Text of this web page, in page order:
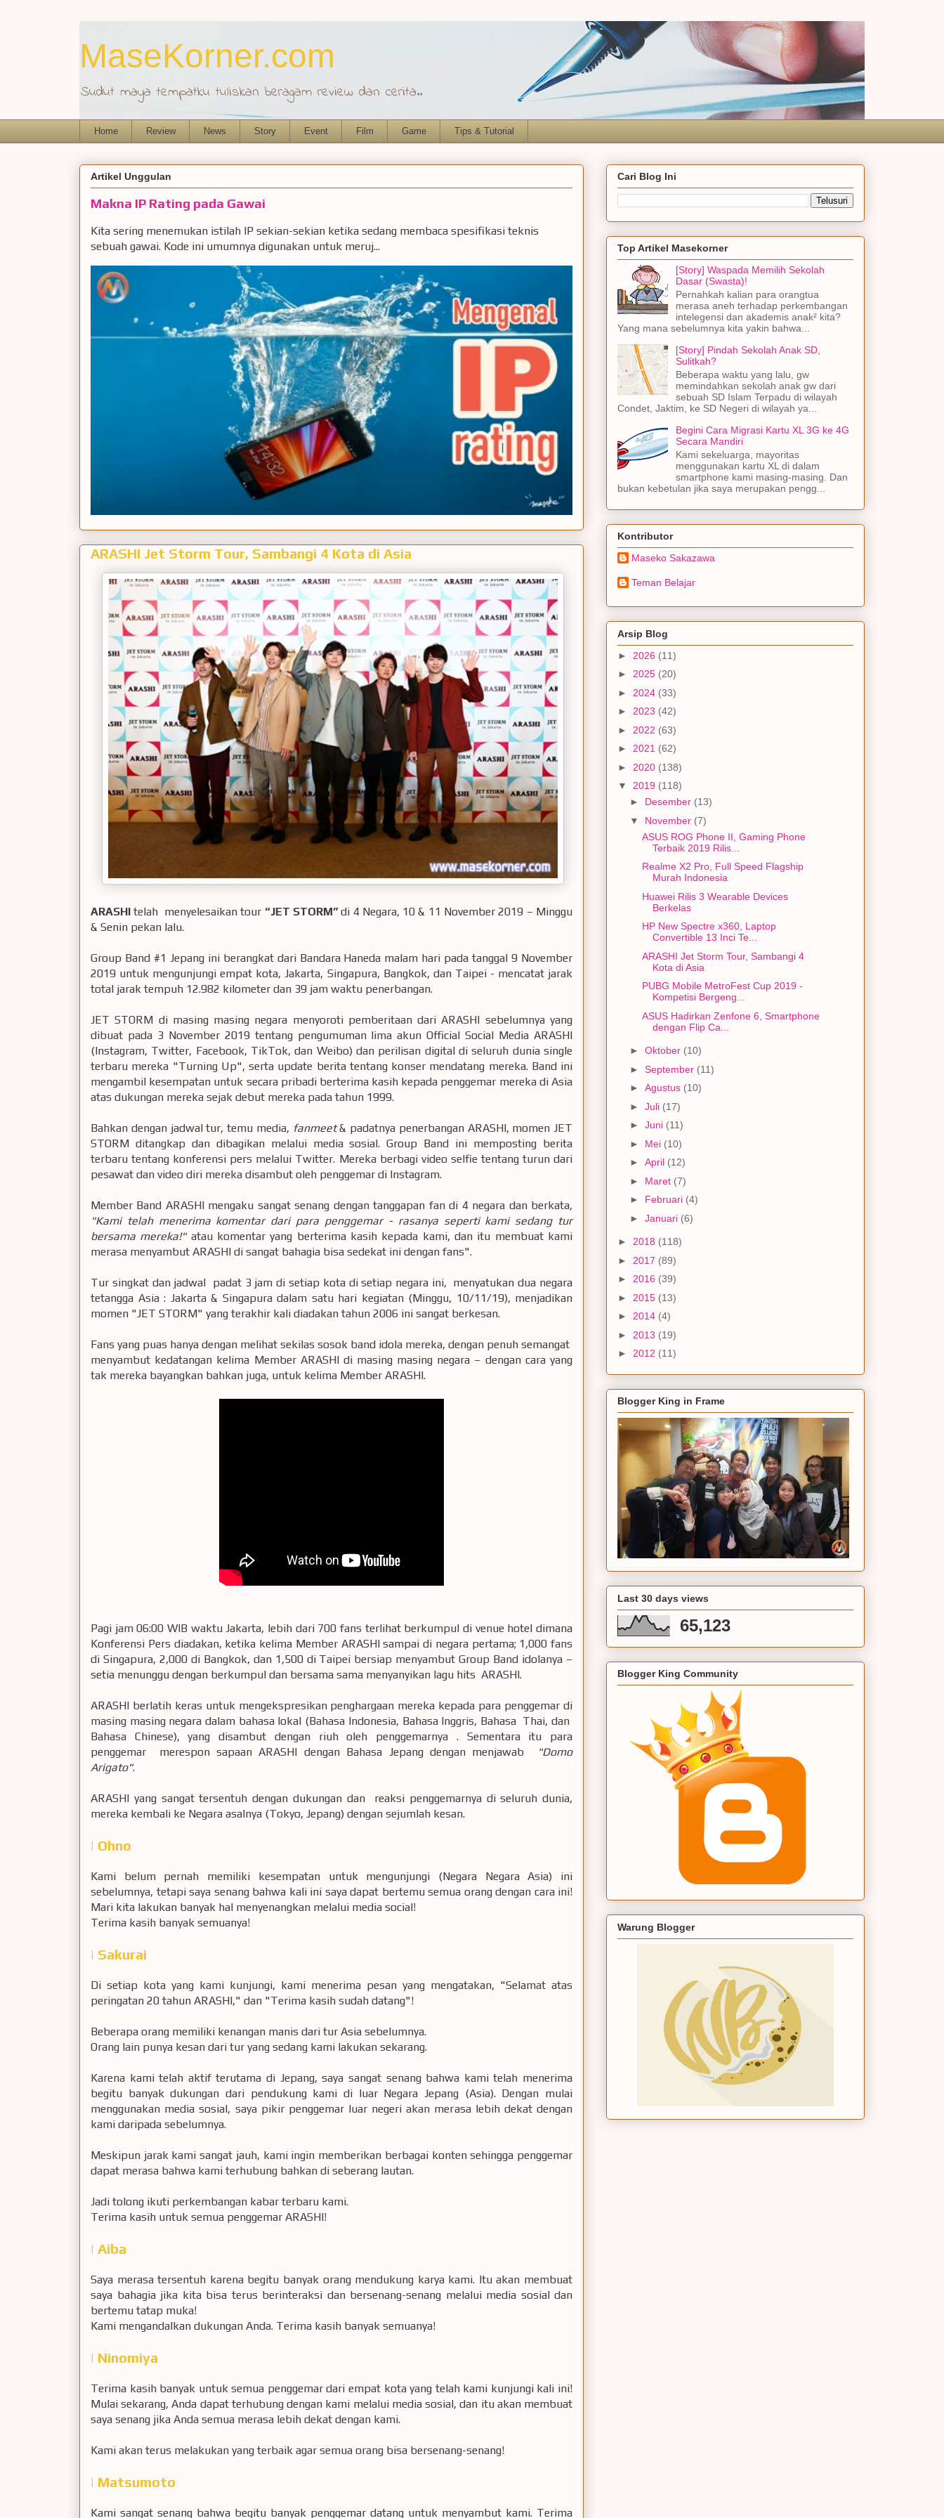
MaseKorner.com
Sudut maya tempatku tuliskan beragam review dan cerita..
Home Review News Story Event Film Game Tips & Tutorial
Artikel Unggulan
Makna IP Rating pada Gawai
Kita sering menemukan istilah IP sekian-sekian ketika sedang membaca spesifikasi teknis
sebuah gawai. Kode ini umumnya digunakan untuk meruj...
ARASHI Jet Storm Tour, Sambangi 4 Kota di Asia
ARASHItelah menyelesaikan tour “JET STORM”di 4 Negara, 10 & 11 November 2019 – Minggu
& Senin pekan lalu.
Group Band #1 Jepang ini berangkat dari Bandara Haneda malam hari pada tanggal 9 November
2019 untuk mengunjungi empat kota, Jakarta, Singapura, Bangkok, dan Taipei - mencatat jarak
total jarak tempuh 12.982 kilometer dan 39 jam waktu penerbangan.
JET STORM di masing masing negara menyoroti pemberitaan dari ARASHI sebelumnya yang
dibuat pada 3 November 2019 tentang pengumuman lima akun Official Social Media ARASHI
(Instagram, Twitter, Facebook, TikTok, dan Weibo) dan perilisan digital di seluruh dunia single
terbaru mereka "Turning Up", serta update berita tentang konser mendatang mereka. Band ini
mengambil kesempatan untuk secara pribadi berterima kasih kepada penggemar mereka di Asia
atas dukungan mereka sejak debut mereka pada tahun 1999.
Bahkan dengan jadwal tur, temu media, fanmeet& padatnya penerbangan ARASHI, momen JET
STORM ditangkap dan dibagikan melalui media sosial. Group Band ini memposting berita
terbaru tentang konferensi pers melalui Twitter. Mereka berbagi video selfie tentang turun dari
pesawat dan video diri mereka disambut oleh penggemar di Instagram.
Member Band ARASHI mengaku sangat senang dengan tanggapan fan di 4 negara dan berkata,
"Kami telah menerima komentar dari para penggemar - rasanya seperti kami sedang tur
bersama mereka!"atau komentar yang berterima kasih kepada kami, dan itu membuat kami
merasa menyambut ARASHI di sangat bahagia bisa sedekat ini dengan fans".
Tur singkat dan jadwal padat 3 jam di setiap kota di setiap negara ini, menyatukan dua negara
tetangga Asia : Jakarta & Singapura dalam satu hari kegiatan (Minggu, 10/11/19), menjadikan
momen "JET STORM" yang terakhir kali diadakan tahun 2006 ini sangat berkesan.
Fans yang puas hanya dengan melihat sekilas sosok band idola mereka, dengan penuh semangat
menyambut kedatangan kelima Member ARASHI di masing masing negara – dengan cara yang
tak mereka bayangkan bahkan juga, untuk kelima Member ARASHI.
Pagi jam 06:00 WIB waktu Jakarta, lebih dari 700 fans terlihat berkumpul di venue hotel dimana
Konferensi Pers diadakan, ketika kelima Member ARASHI sampai di negara pertama; 1,000 fans
di Singapura, 2,000 di Bangkok, dan 1,500 di Taipei bersiap menyambut Group Band idolanya –
setia menunggu dengan berkumpul dan bersama sama menyanyikan lagu hits ARASHI.
ARASHI berlatih keras untuk mengekspresikan penghargaan mereka kepada para penggemar di
masing masing negara dalam bahasa lokal (Bahasa Indonesia, Bahasa Inggris, Bahasa Thai, dan
Bahasa Chinese), yang disambut dengan riuh oleh penggemarnya . Sementara itu para
penggemar merespon sapaan ARASHI dengan Bahasa Jepang dengan menjawab
"Domo
Arigato".
ARASHI yang sangat tersentuh dengan dukungan dan reaksi penggemarnya di seluruh dunia,
mereka kembali ke Negara asalnya (Tokyo, Jepang) dengan sejumlah kesan.
| Ohno
Kami belum pernah memiliki kesempatan untuk mengunjungi (Negara Negara Asia) ini
sebelumnya, tetapi saya senang bahwa kali ini saya dapat bertemu semua orang dengan cara ini!
Mari kita lakukan banyak hal menyenangkan melalui media social!
Terima kasih banyak semuanya!
| Sakurai
Di setiap kota yang kami kunjungi, kami menerima pesan yang mengatakan, "Selamat atas
peringatan 20 tahun ARASHI," dan "Terima kasih sudah datang"!
Beberapa orang memiliki kenangan manis dari tur Asia sebelumnya.
Orang lain punya kesan dari tur yang sedang kami lakukan sekarang.
Karena kami telah aktif terutama di Jepang, saya sangat senang bahwa kami telah menerima
begitu banyak dukungan dari pendukung kami di luar Negara Jepang (Asia). Dengan mulai
menggunakan media sosial, saya pikir penggemar luar negeri akan merasa lebih dekat dengan
kami daripada sebelumnya.
Meskipun jarak kami sangat jauh, kami ingin memberikan berbagai konten sehingga penggemar
dapat merasa bahwa kami terhubung bahkan di seberang lautan.
Jadi tolong ikuti perkembangan kabar terbaru kami.
Terima kasih untuk semua penggemar ARASHI!
| Aiba
Saya merasa tersentuh karena begitu banyak orang mendukung karya kami. Itu akan membuat
saya bahagia jika kita bisa terus berinteraksi dan bersenang-senang melalui media sosial dan
bertemu tatap muka!
Kami mengandalkan dukungan Anda. Terima kasih banyak semuanya!
| Ninomiya
Terima kasih banyak untuk semua penggemar dari empat kota yang telah kami kunjungi kali ini!
Mulai sekarang, Anda dapat terhubung dengan kami melalui media sosial, dan itu akan membuat
saya senang jika Anda semua merasa lebih dekat dengan kami.
Kami akan terus melakukan yang terbaik agar semua orang bisa bersenang-senang!
| Matsumoto
Kami sangat senang bahwa begitu banyak penggemar datang untuk menyambut kami. Terima
Cari Blog Ini
Top Artikel Masekorner
[Story] Waspada Memilih Sekolah
Dasar (Swasta)!
Pernahkah kalian para orangtua
merasa aneh terhadap perkembangan
intelegensi dan akademis anak² kita?
Yang mana sebelumnya kita yakin bahwa...
[Story] Pindah Sekolah Anak SD,
Sulitkah?
Beberapa waktu yang lalu, gw
memindahkan sekolah anak gw dari
sebuah SD Islam Terpadu di wilayah
Condet, Jaktim, ke SD Negeri di wilayah ya...
Begini Cara Migrasi Kartu XL 3G ke 4G
Secara Mandiri
Kami sekeluarga, mayoritas
menggunakan kartu XL di dalam
smartphone kami masing-masing. Dan
bukan kebetulan jika saya merupakan pengg...
Kontributor
Maseko Sakazawa
Teman Belajar
Arsip Blog
► 2026 (11)
► 2025 (20)
► 2024 (33)
► 2023 (42)
► 2022 (63)
► 2021 (62)
► 2020 (138)
▼ 2019 (118)
► Desember (13)
▼ November (7)
ASUS ROG Phone II, Gaming Phone
Terbaik 2019 Rilis...
Realme X2 Pro, Full Speed Flagship
Murah Indonesia
Huawei Rilis 3 Wearable Devices
Berkelas
HP New Spectre x360, Laptop
Convertible 13 Inci Te...
ARASHI Jet Storm Tour, Sambangi 4
Kota di Asia
PUBG Mobile MetroFest Cup 2019 -
Kompetisi Bergeng...
ASUS Hadirkan Zenfone 6, Smartphone
dengan Flip Ca...
► Oktober (10)
► September (11)
► Agustus (10)
► Juli (17)
► Juni (11)
► Mei (10)
► April (12)
► Maret (7)
► Februari (4)
► Januari (6)
► 2018 (118)
► 2017 (89)
► 2016 (39)
► 2015 (13)
► 2014 (4)
► 2013 (19)
► 2012 (11)
Blogger King in Frame
Last 30 days views
65,123
Blogger King Community
Warung Blogger